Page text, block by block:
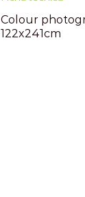
Colour
122x241cm